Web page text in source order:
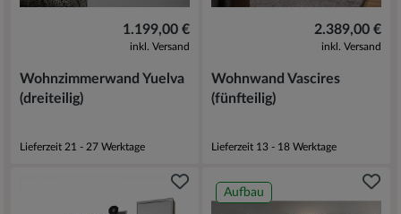
1.199,00 €
inkl. Versand
Wohnzimmerwand Yuelva
(dreiteilig)
Lieferzeit 21 - 27 Werktage
2.389,00 €
inkl. Versand
Wohnwand Vascires
(fünfteilig)
Lieferzeit 13 - 18 Werktage
Aufbau